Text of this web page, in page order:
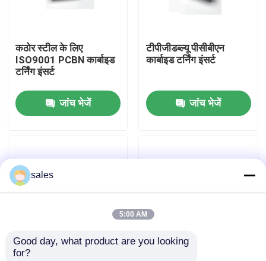
गुणवत्ता नियंत्रण
हमसे संपर्क करें
सभी मामलों
पीसीडी कटिंग इंसर्ट
कठोर स्टील के लिए
ISO9001 PCBN कार्बाइड
टर्निंग इंसर्ट
जांच भेजें
टीपीजीडब्ल्यू पीसीबीएन
कार्बाइड टर्निंग इंसर्ट
जांच भेजें
DCGW 11T308 2-3um
sales
5:00 AM
Good day, what product are you looking
for?